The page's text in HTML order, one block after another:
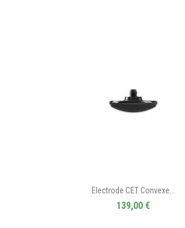
Electrode CET Convexe...
139,00 €